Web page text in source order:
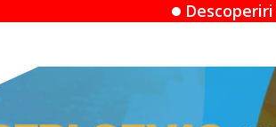
Descoperiri înfricoșătoare: